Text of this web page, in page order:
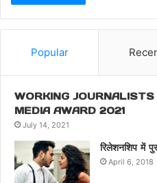
Popular
WORKING
MEDIA AWARD 2021
July 14, 2021
रिलेशनशिप में
April 6, 2018